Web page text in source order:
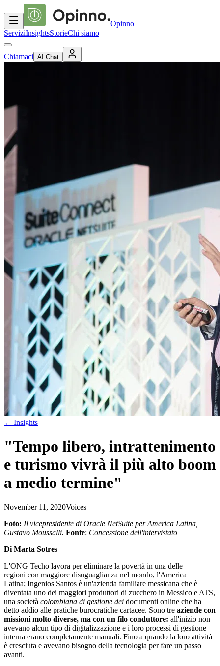
Opinno
ServiziInsightsStorieChi siamo
Chiamaci AI Chat
← Insights
"Tempo libero, intrattenimento
e turismo vivrà il più alto boom
a medio termine"
November 11, 2020Voices
Foto: Il vicepresidente di Oracle NetSuite per America Latina,
Gustavo Moussalli. Fonte: Concessione dell'intervistato
Di Marta Sotres
L'ONG Techo lavora per eliminare la povertà in una delle
regioni con maggiore disuguaglianza nel mondo, l'America
Latina; Ingenios Santos è un'azienda familiare messicana che è
diventata uno dei maggiori produttori di zucchero in Messico e ATS,
una società colombiana di gestione dei documenti online che ha
detto addio alle pratiche burocratiche cartacee. Sono tre aziende con
missioni molto diverse, ma con un filo conduttore: all'inizio non
avevano alcun tipo di digitalizzazione e i loro processi di gestione
interna erano completamente manuali. Fino a quando la loro attività
è cresciuta e avevano bisogno della tecnologia per fare un passo
avanti.